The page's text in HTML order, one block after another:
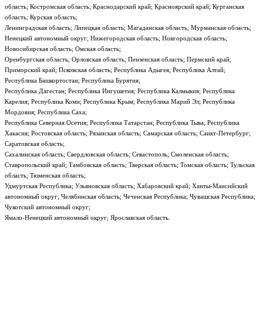
область; Костромская область; Краснодарский край; Красноярский край; Курганская
область; Курская область;
Ленинградская область; Липецкая область; Магаданская область; Мурманская область;
Ненецкий автономный округ; Нижегородская область; Новгородская область;
Новосибирская область; Омская область;
Оренбургская область; Орловская область; Пензенская область; Пермский край;
Приморский край; Псковская область; Республика Адыгея; Республика Алтай;
Республика Башкортостан; Республика Бурятия;
Республика Дагестан; Республика Ингушетия; Республика Калмыкия; Республика
Карелия; Республика Коми; Республика Крым; Республика Марий Эл; Республика
Мордовия; Республика Саха;
Республика Северная Осетия; Республика Татарстан; Республика Тыва; Республика
Хакасия; Ростовская область; Рязанская область; Самарская область; Санкт-Петербург;
Саратовская область;
Сахалинская область; Свердловская область; Севастополь; Смоленская область;
Ставропольский край; Тамбовская область; Тверская область; Томская область; Тульская
область; Тюменская область;
Удмуртская Республика; Ульяновская область; Хабаровский край; Ханты-Мансийский
автономный округ; Челябинская область; Чеченская Республика; Чувашская Республика;
Чукотский автономный округ;
Ямало-Ненецкий автономный округ; Ярославская область.